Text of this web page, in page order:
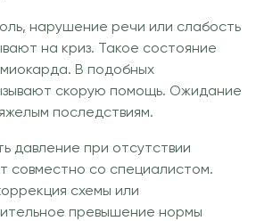
нарушение речи или слабость
на криз. Такое состояние
В подобных
скорую помощь. Ожидание
последствиям.
давление при отсутствии
совместно со специалистом.
схемы или
превышение нормы